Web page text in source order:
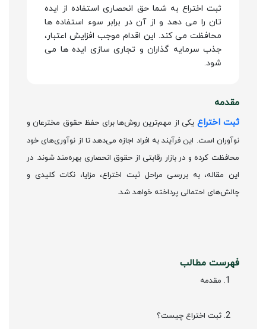
ثبت اختراع به شما حق انحصاری استفاده از ایده
تان را می دهد و از آن در برابر سوء استفاده ها
محافظت می کند. این اقدام موجب افزایش اعتبار،
جذب سرمایه گذاران و تجاری سازی ایده ها می
شود.
مقدمه
ثبت اختراع یکی از مهم‌ترین روش‌ها برای حفظ حقوق مخترعان و
نوآوران است. این فرآیند به افراد اجازه می‌دهد تا از نوآوری‌های خود
محافظت کرده و در بازار رقابتی از حقوق انحصاری بهره‌مند شوند. در
این مقاله، به بررسی مراحل ثبت اختراع، مزایا، نکات کلیدی و
چالش‌های احتمالی پرداخته خواهد شد.
فهرست مطالب
مقدمه
ثبت اختراع چیست؟